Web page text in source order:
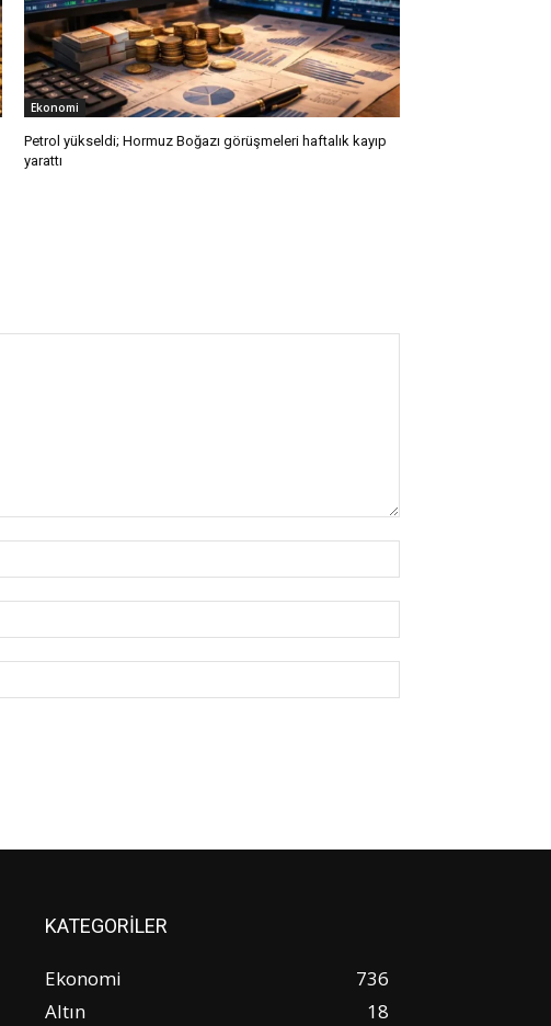
Ekonomi
Petrol yükseldi; Hormuz Boğazı görüşmeleri haftalık kayıp
yarattı
KATEGORİLER
Ekonomi
736
Altın
18